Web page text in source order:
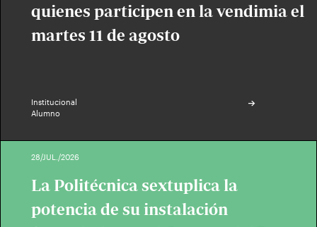
quienes participen en la vendimia el
martes 11 de agosto
Institucional
Alumno
28/JUL./2026
La Politécnica sextuplica la
potencia de su instalación